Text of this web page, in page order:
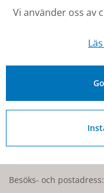
Kontakt
0503-350 00
Besöks- och
Vi använder oss av